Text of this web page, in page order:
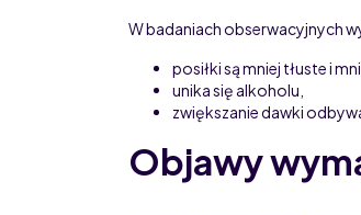
W badaniach obserwacyjnych
posiłki są mniej tłuste i
unika się alkoholu,
zwiększanie dawki
Objawy